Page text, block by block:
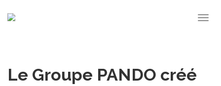
Le Groupe PANDO créé